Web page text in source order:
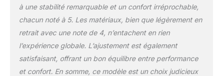
l’abrasion, tout en offrant
des niveaux élevés de
flexibilité. Guêtre
supérieure redessinée
dans le matériel de
microfibre avec le TPU
au-dessus de l’injection
à une stabilité remarquable et un confort irréprochable,
chacun noté à 5. Les matériaux, bien que légèrement en
retrait avec une note de 4, n’entachent en rien
l’expérience globale. L’ajustement est également
satisfaisant, offrant un bon équilibre entre performance
et confort. En somme, ce modèle est un choix judicieux